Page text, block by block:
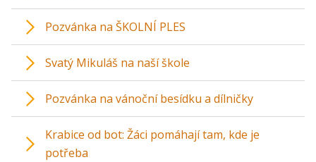
Pozvánka na ŠKOLNÍ PLES
Svatý Mikuláš na naší škole
Pozvánka na vánoční besídku a dílničky
Krabice od bot: Žáci pomáhají tam, kde je
potřeba